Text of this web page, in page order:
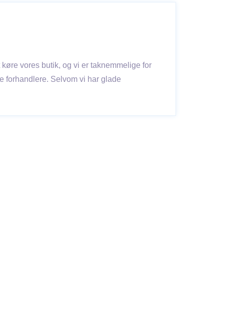
vores butik, og vi er taknemmelige for
forhandlere. Selvom vi har glade